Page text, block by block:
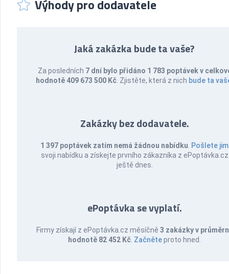
Výhody pro dodavatele
Jaká zakázka bude ta vaše?
Za posledních 7 dní bylo přidáno 1 783 poptávek v
hodnotě 409 673 500 Kč . Zjistěte, která z nich bude ta
Zakázky bez dodavatele.
1 397 poptávek zatím nemá žádnou nabídku Pošlete jim
svoji nabídku a získejte prvního zákazníka z ePoptávka.cz
ještě dnes.
ePoptávka se vyplatí.
Firmy získají z ePoptávka.cz měsíčně 3 zakázky v
hodnotě 82 452 Kč Začněteproto hned.